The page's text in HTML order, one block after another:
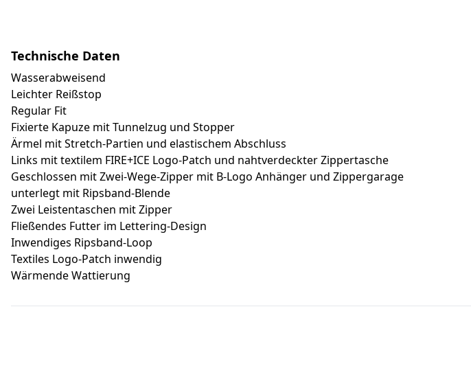
Technische Daten
Wasserabweisend
Leichter Reißstop
Regular Fit
Fixierte Kapuze mit Tunnelzug und Stopper
Ärmel mit Stretch-Partien und elastischem Abschluss
Links mit textilem FIRE+ICE Logo-Patch und nahtverdeckter Zippertasche
Geschlossen mit Zwei-Wege-Zipper mit B-Logo Anhänger und Zippergarage
unterlegt mit Ripsband-Blende
Zwei Leistentaschen mit Zipper
Fließendes Futter im Lettering-Design
Inwendiges Ripsband-Loop
Textiles Logo-Patch inwendig
Wärmende Wattierung